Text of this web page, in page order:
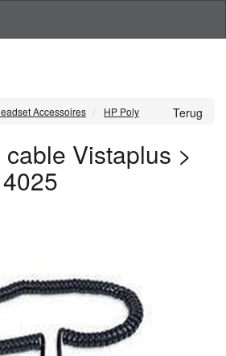
Terug
Accessoires HP Poly
Vistaplus >